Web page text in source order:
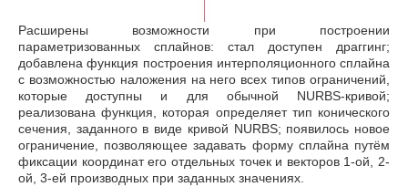
Расширены возможности при построении
параметризованных сплайнов: cтал доступен драггинг;
добавлена функция построения интерполяционного сплайна
с возможностью наложения на него всех типов ограничений,
которые доступны и для обычной NURBS-кривой;
реализована функция, которая определяет тип конического
сечения, заданного в виде кривой NURBS; появилось новое
ограничение, позволяющее задавать форму сплайна путём
фиксации координат его отдельных точек и векторов 1-ой, 2-
ой, 3-ей производных при заданных значениях.